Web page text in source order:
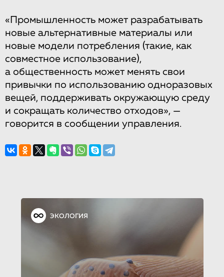
«Промышленность может разрабатывать
новые альтернативные материалы или
новые модели потребления (такие, как
совместное использование),
а общественность может менять свои
привычки по использованию одноразовых
вещей, поддерживать окружающую среду
и сокращать количество отходов», —
говорится в сообщении управления.
ЭКОЛОГИЯ